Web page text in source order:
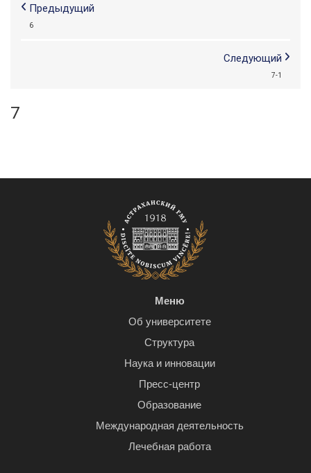
Предыдущий
6
Следующий
7-1
7
Меню
Об университете
Структура
Наука и инновации
Пресс-центр
Образование
Международная деятельность
Лечебная работа